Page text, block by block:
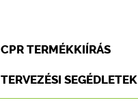
CPR TERMÉKKIÍRÁS
TERVEZÉSI SEGÉDLETEK